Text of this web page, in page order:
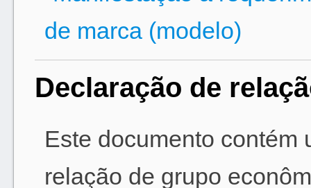
de marca (modelo)
Declaração de
Este documento contém
relação de grupo